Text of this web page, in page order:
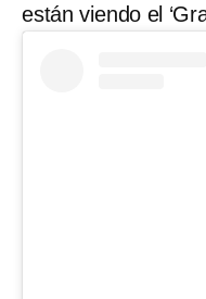
están viendo el